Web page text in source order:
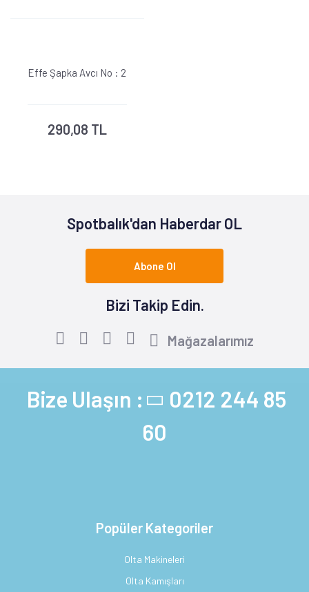
Effe Şapka Avcı No : 2
290,08 TL
Spotbalık'dan Haberdar OL
Abone Ol
Bizi Takip Edin.
Mağazalarımız
Bize Ulaşın : 0212 244 85
60
Popüler Kategoriler
Olta Makineleri
Olta Kamışları